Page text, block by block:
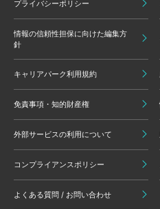
プライバシーポリシー
情報の信頼性担保に向けた編集方
針
キャリアパーク利用規約
免責事項・知的財産権
外部サービスの利用について
コンプライアンスポリシー
よくある質問 / お問い合わせ